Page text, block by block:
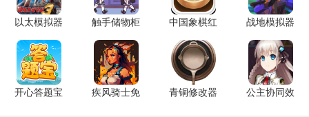
游戏特色
1、圆环收缩机制创造了持续的时间压力，要求操作具备连贯
性与预判能力。
2、障碍物分为反弹与破坏两种类型，需要根据其特性调整小
以太模拟器
奥特曼格斗
进化3
SGHHZ-
1334 安卓
触手储物柜
2 1.2 安卓
版
中国象棋红
包版 安卓
版
战地模拟器
无限武器无
广告免广告
版 1.4.1 安
卓版
开心答题宝
疾风骑士免
青铜修改器
公主协同效